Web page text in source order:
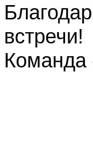
встречи!
Команда